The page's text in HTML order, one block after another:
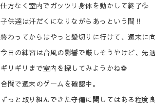
仕方なく室内でガッツリ身体を動かして終了💦
子供達は汗だくになりながらあっという間‼️
終わってからはやっと髪切りに行けて、週末に
今日の練習は台風の影響で厳しそうやけど、先
ギリギリまで室内を探してみようかね⚽️
合間で週末のゲームを確認中。
ずっと取り組んできた守備に関してはある程度